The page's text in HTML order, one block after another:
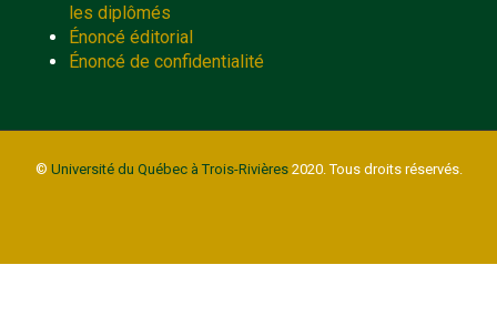
les diplômés
Énoncé éditorial
Énoncé de confidentialité
© Université du Québec à Trois-Rivières2020. Tous droits réservés.